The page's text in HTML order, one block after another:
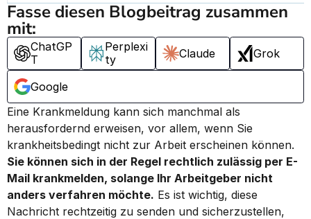
Fasse diesen Blogbeitrag zusammen
mit:
ChatGP
T
Perplexi
ty
Claude Grok
Google
Eine Krankmeldung kann sich manchmal als
herausfordernd erweisen, vor allem, wenn Sie
Sie können sich in der Regel rechtlich zulässig per E-
Mail krankmelden, solange Ihr Arbeitgeber nicht
anders verfahren möchte. Es ist wichtig, diese
Nachricht rechtzeitig zu senden und sicherzustellen,